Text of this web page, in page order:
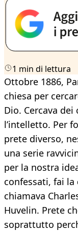
1 min di lettura
Ottobre 1886,
chiesa per
Dio. Cercava
l’intelletto. Per
prete diverso,
una serie
per la nostra
confessati, fai
chiamava
Huvelin. Prete
soprattutto